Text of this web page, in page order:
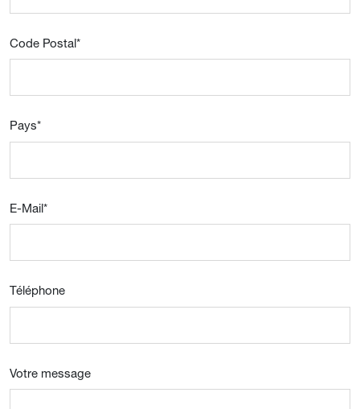
Code Postal*
Pays*
E-Mail*
Téléphone
Votre message